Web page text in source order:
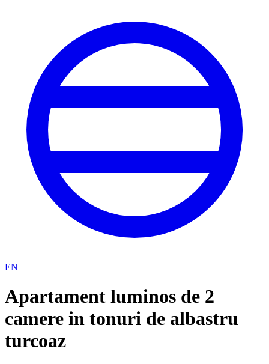
EN
Apartament luminos de 2
camere in tonuri de albastru
turcoaz